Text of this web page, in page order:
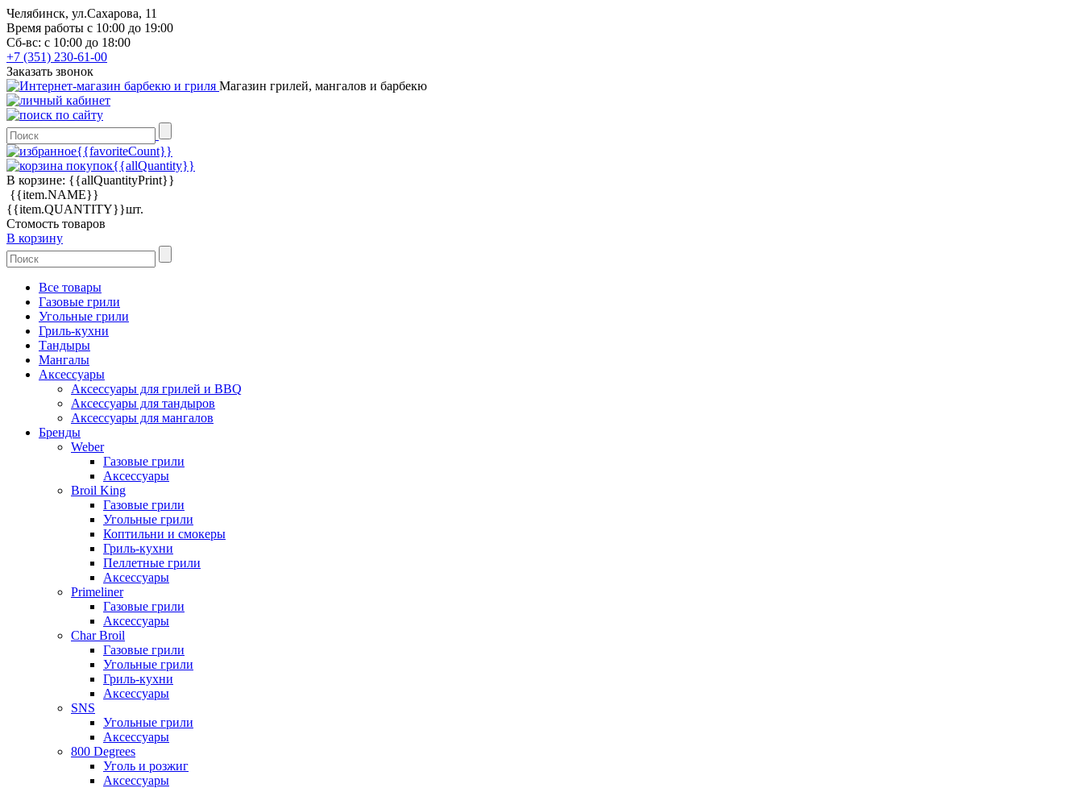
Челябинск, ул.Сахарова, 11
Время работы с 10:00 до 19:00
Сб-вс: с 10:00 до 18:00
+7 (351) 230-61-00
Заказать звонок
Магазин грилей, мангалов и барбекю
{{favoriteCount}}
{{allQuantity}}
В корзине: {{allQuantityPrint}}
{{item.NAME}}
{{item.QUANTITY}}шт.
Стомость товаров
В корзину
Все товары
Газовые грили
Угольные грили
Гриль-кухни
Тандыры
Мангалы
Аксессуары
Аксессуары для грилей и BBQ
Аксессуары для тандыров
Аксессуары для мангалов
Бренды
Weber
Газовые грили
Аксессуары
Broil King
Газовые грили
Угольные грили
Коптильни и смокеры
Гриль-кухни
Пеллетные грили
Аксессуары
Primeliner
Газовые грили
Аксессуары
Char Broil
Газовые грили
Угольные грили
Гриль-кухни
Аксессуары
SNS
Угольные грили
Аксессуары
800 Degrees
Уголь и розжиг
Аксессуары